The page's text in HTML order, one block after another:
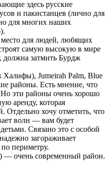
здесь русские
и пакистанцев (лично для
для многих наших
для людей, любящих
самую высокую в мире
должна затмить Бурдж
Jumeirah Palm, Blue
районы. Есть мнение, что
эти районы очень хорошо
аренду, которая
Отдельно хочу отметить, что
волн — вам будет
Связано это с особой
загораживает
периметру.
— очень современный район.